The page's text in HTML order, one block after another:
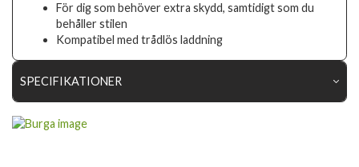
För dig som behöver extra skydd, samtidigt som du
behåller stilen
Kompatibel med trådlös laddning
SPECIFIKATIONER